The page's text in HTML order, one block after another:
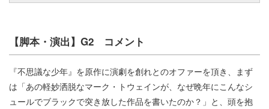
【脚本・演出】G2 コメント
『不思議な少年』を原作に演劇を創れとのオファーを頂き、まず
は「あの軽妙洒脱なマーク・トウェインが、なぜ晩年にこんなシ
ュールでブラックで突き放した作品を書いたのか？」と、頭を抱